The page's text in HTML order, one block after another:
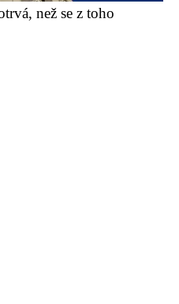
než se z toho